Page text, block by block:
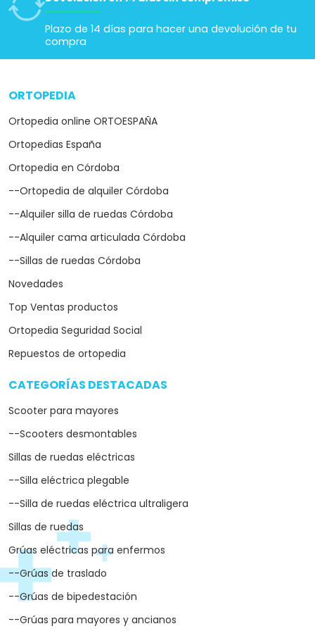
Novedades
Top Ventas productos
Ortopedia Seguridad Social
CATEGORÍAS DESTACADAS
Scooter para mayores
--Scooters desmontables
Sillas de ruedas eléctricas
--Silla eléctrica plegable
--Silla de ruedas eléctrica ultraligera
Sillas de ruedas
Grúas eléctricas para enfermos
--Grúas de traslado
--Grúas de bipedestación
--Grúas para mayores y ancianos
--Camas hospitalarias
--Camas elevables
Andadores
Grúas para piscinas
MARCAS DESTACADAS
Medical Mobility
Lifante
Libercar
Moretti